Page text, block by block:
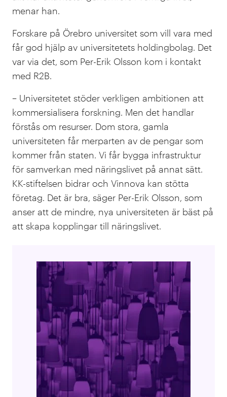
menar han.
Forskare på Örebro universitet som vill vara med
får god hjälp av universitetets holdingbolag. Det
var via det, som Per-Erik Olsson kom i kontakt
med R2B.
– Universitetet stöder verkligen ambitionen att
kommersialisera forskning. Men det handlar
förstås om resurser. Dom stora, gamla
universiteten får merparten av de pengar som
kommer från staten. Vi får bygga infrastruktur
för samverkan med näringslivet på annat sätt.
KK-stiftelsen bidrar och Vinnova kan stötta
företag. Det är bra, säger Per-Erik Olsson, som
anser att de mindre, nya universiteten är bäst på
att skapa kopplingar till näringslivet.